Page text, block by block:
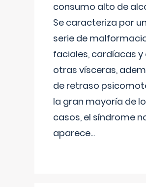
consumo alto de
Se caracteriza por
serie de
faciales, cardíacas y
otras vísceras,
de retraso
la gran mayoría de
casos, el síndrome
aparece...